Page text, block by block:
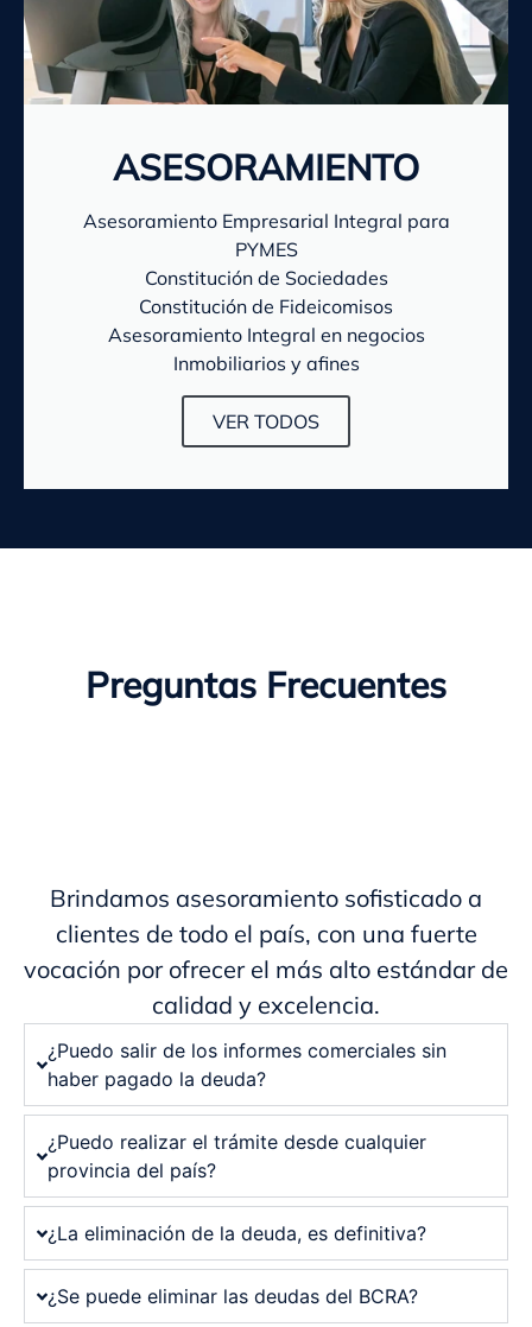
ASESORAMIENTO
Asesoramiento Empresarial Integral para
PYMES
Constitución de Sociedades
Constitución de Fideicomisos
Asesoramiento Integral en negocios
Inmobiliarios y afines
VER TODOS
Preguntas Frecuentes
Brindamos asesoramiento sofisticado a
clientes de todo el país, con una fuerte
vocación por ofrecer el más alto estándar de
calidad y excelencia.
¿Puedo salir de los informes comerciales sin
haber pagado la deuda?
¿Puedo realizar el trámite desde cualquier
provincia del país?
¿La eliminación de la deuda, es definitiva?
¿Se puede eliminar las deudas del BCRA?